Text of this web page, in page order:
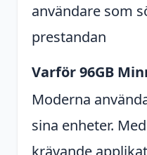
användare som
prestandan
Varför 96GB
Moderna
sina enheter.
krävande